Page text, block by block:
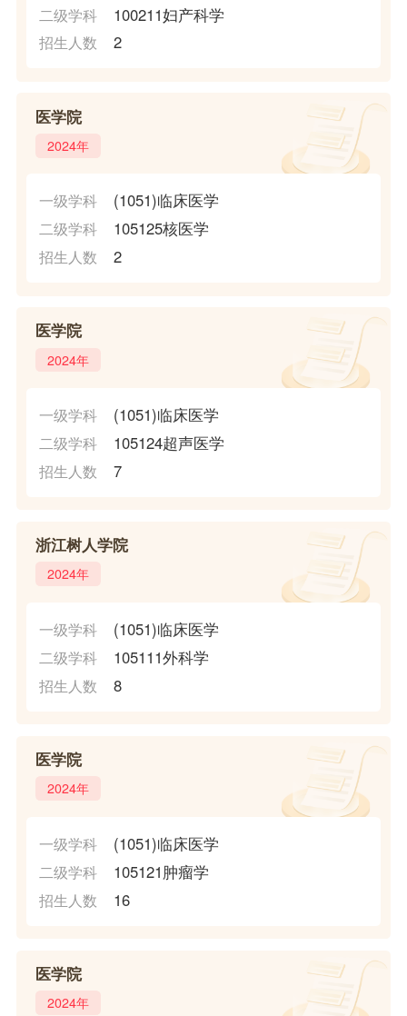
二级学科 100211妇产科学
招生人数 2
医学院
2024年
一级学科 (1051)临床医学
二级学科 105125核医学
招生人数 2
医学院
2024年
一级学科 (1051)临床医学
二级学科 105124超声医学
招生人数 7
浙江树人学院
2024年
一级学科 (1051)临床医学
二级学科 105111外科学
招生人数 8
医学院
2024年
一级学科 (1051)临床医学
二级学科 105121肿瘤学
招生人数 16
医学院
2024年